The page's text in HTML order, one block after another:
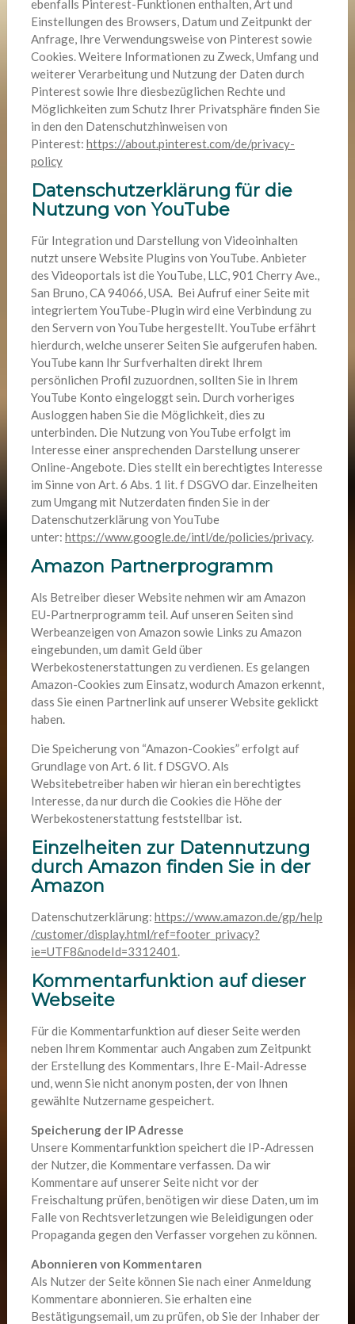
ebenfalls Pinterest-Funktionen enthalten, Art und
Einstellungen des Browsers, Datum und Zeitpunkt der
Anfrage, Ihre Verwendungsweise von Pinterest sowie
Cookies. Weitere Informationen zu Zweck, Umfang und
weiterer Verarbeitung und Nutzung der Daten durch
Pinterest sowie Ihre diesbezüglichen Rechte und
Möglichkeiten zum Schutz Ihrer Privatsphäre finden Sie
in den den Datenschutzhinweisen von
Pinterest: https://about.pinterest.com/de/privacy-
policy
Datenschutzerklärung für die
Nutzung von YouTube
Für Integration und Darstellung von Videoinhalten
nutzt unsere Website Plugins von YouTube. Anbieter
des Videoportals ist die YouTube, LLC, 901 Cherry Ave.,
San Bruno, CA 94066, USA. Bei Aufruf einer Seite mit
integriertem YouTube-Plugin wird eine Verbindung zu
den Servern von YouTube hergestellt. YouTube erfährt
hierdurch, welche unserer Seiten Sie aufgerufen haben.
YouTube kann Ihr Surfverhalten direkt Ihrem
persönlichen Profil zuzuordnen, sollten Sie in Ihrem
YouTube Konto eingeloggt sein. Durch vorheriges
Ausloggen haben Sie die Möglichkeit, dies zu
unterbinden. Die Nutzung von YouTube erfolgt im
Interesse einer ansprechenden Darstellung unserer
Online-Angebote. Dies stellt ein berechtigtes Interesse
im Sinne von Art. 6 Abs. 1 lit. f DSGVO dar. Einzelheiten
zum Umgang mit Nutzerdaten finden Sie in der
Datenschutzerklärung von YouTube
unter: https://www.google.de/intl/de/policies/privacy.
Amazon Partnerprogramm
Als Betreiber dieser Website nehmen wir am Amazon
EU-Partnerprogramm teil. Auf unseren Seiten sind
Werbeanzeigen von Amazon sowie Links zu Amazon
eingebunden, um damit Geld über
Werbekostenerstattungen zu verdienen. Es gelangen
Amazon-Cookies zum Einsatz, wodurch Amazon erkennt,
dass Sie einen Partnerlink auf unserer Website geklickt
haben.
Die Speicherung von “Amazon-Cookies” erfolgt auf
Grundlage von Art. 6 lit. f DSGVO. Als
Websitebetreiber haben wir hieran ein berechtigtes
Interesse, da nur durch die Cookies die Höhe der
Werbekostenerstattung feststellbar ist.
Einzelheiten zur Datennutzung
durch Amazon finden Sie in der
Amazon
Datenschutzerklärung: https://www.amazon.de/gp/help
/customer/display.html/ref=footer_privacy?
ie=UTF8&nodeId=3312401
Kommentarfunktion auf dieser
Webseite
Für die Kommentarfunktion auf dieser Seite werden
neben Ihrem Kommentar auch Angaben zum Zeitpunkt
der Erstellung des Kommentars, Ihre E-Mail-Adresse
und, wenn Sie nicht anonym posten, der von Ihnen
gewählte Nutzername gespeichert.
Speicherung der IP Adresse
Unsere Kommentarfunktion speichert die IP-Adressen
der Nutzer, die Kommentare verfassen. Da wir
Kommentare auf unserer Seite nicht vor der
Freischaltung prüfen, benötigen wir diese Daten, um im
Falle von Rechtsverletzungen wie Beleidigungen oder
Propaganda gegen den Verfasser vorgehen zu können.
Abonnieren von Kommentaren
Als Nutzer der Seite können Sie nach einer Anmeldung
Kommentare abonnieren. Sie erhalten eine
Bestätigungsemail, um zu prüfen, ob Sie der Inhaber der